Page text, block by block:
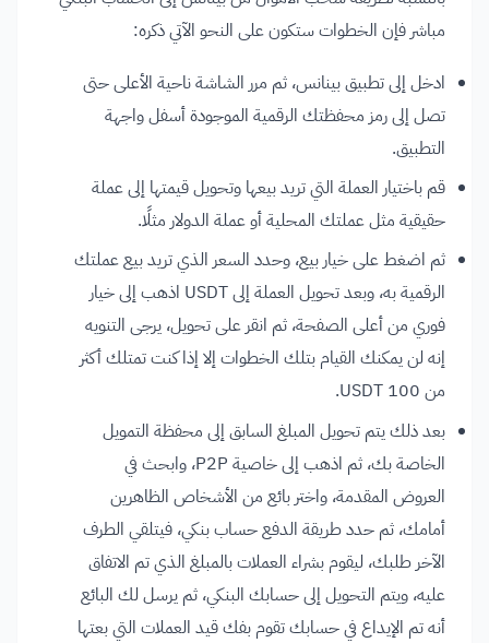
مباشر فإن الخطوات ستكون على النحو الآتي ذكره:
ادخل إلى تطبيق بينانس، ثم مرر الشاشة ناحية الأعلى حتى
تصل إلى رمز محفظتك الرقمية الموجودة أسفل واجهة
التطبيق.
قم باختيار العملة التي تريد بيعها وتحويل قيمتها إلى عملة
حقيقية مثل عملتك المحلية أو عملة الدولار مثلًا.
ثم اضغط على خيار بيع، وحدد السعر الذي تريد بيع عملتك
الرقمية به، وبعد تحويل العملة إلى USDT اذهب إلى خيار
فوري من أعلى الصفحة، ثم انقر على تحويل، يرجى التنويه
إنه لن يمكنك القيام بتلك الخطوات إلا إذا كنت تمتلك أكثر
من 100 USDT.
بعد ذلك يتم تحويل المبلغ السابق إلى محفظة التمويل
الخاصة بك، ثم اذهب إلى خاصية P2P، وابحث في
العروض المقدمة، واختر بائع من الأشخاص الظاهرين
أمامك، ثم حدد طريقة الدفع حساب بنكي، فيتلقي الطرف
الآخر طلبك، ليقوم بشراء العملات بالمبلغ الذي تم الاتفاق
عليه، ويتم التحويل إلى حسابك البنكي، ثم يرسل لك البائع
أنه تم الإيداع في حسابك تقوم بفك قيد العملات التي بعتها